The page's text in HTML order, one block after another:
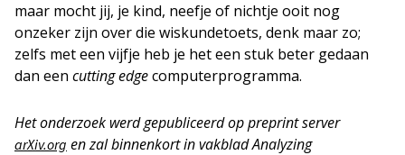
maar mocht jij, je kind, neefje of nichtje ooit nog
onzeker zijn over die wiskundetoets, denk maar zo;
zelfs met een vijfje heb je het een stuk beter gedaan
dan een cutting edgecomputerprogramma.
Het onderzoek werd gepubliceerd op preprint server
arXiv.org en zal binnenkort in vakblad Analyzing